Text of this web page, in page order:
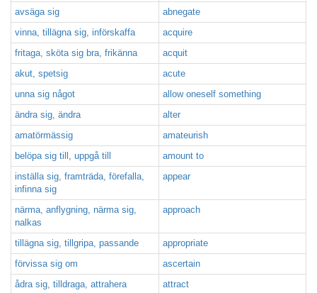
avsäga sig
abnegate
vinna, tillägna sig, införskaffa
acquire
fritaga, sköta sig bra, frikänna
acquit
akut, spetsig
acute
unna sig något
allow oneself something
ändra sig, ändra
alter
amatörmässig
amateurish
belöpa sig till, uppgå till
amount to
inställa sig, framträda, förefalla,
infinna sig
appear
närma, anflygning, närma sig,
nalkas
approach
tillägna sig, tillgripa, passande
appropriate
förvissa sig om
ascertain
ådra sig, tilldraga, attrahera
attract